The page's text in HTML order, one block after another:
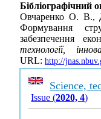
Бібліографічний
Овчаренко О. В.,
Формування
забезпечення
технології,
URL: http://
Science,
Issue (2020, 4)